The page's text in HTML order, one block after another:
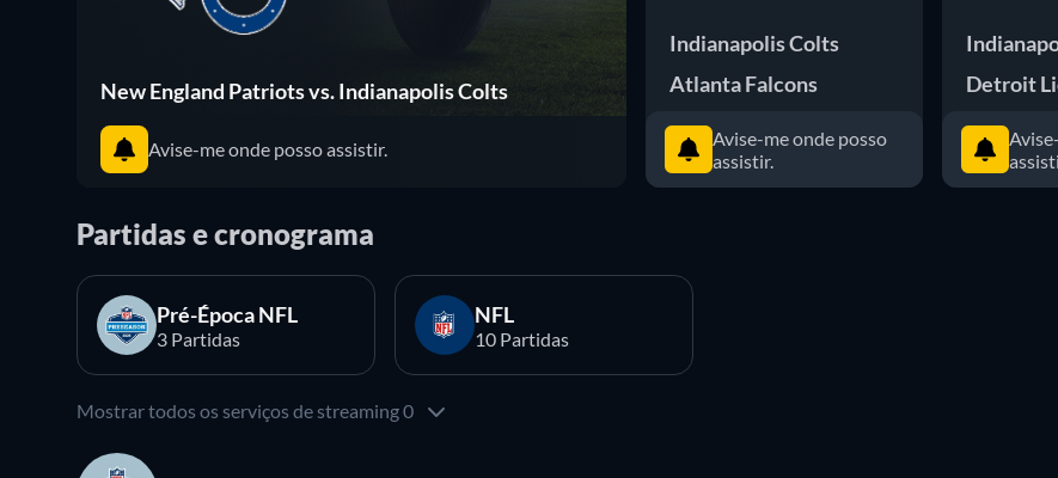
New England Patriots vs. Indianapolis Colts
Avise-me onde posso assistir.
Indianapolis Colts
Atlanta Falcons
Avise-me onde posso
assistir.
Detroit
Partidas e cronograma
Pré-Época NFL
3 Partidas
NFL
10 Partidas
Mostrar todos os serviços de streaming 0